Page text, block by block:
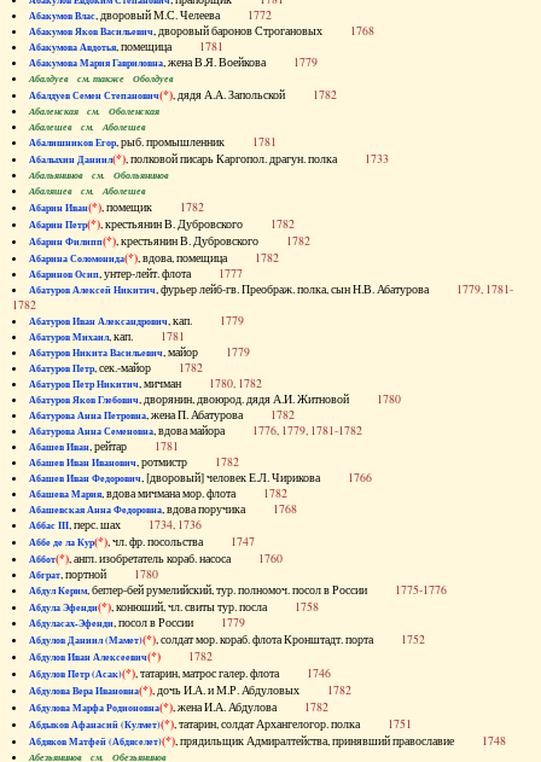
Абакумов Влас, дворовый М.С. Челеева 1772
Абакумов Яков Васильевич, дворовый баронов Строгановых 1768
Абакумова Авдотья, помещица 1781
Абакумова Мария Гавриловна, жена В.Я. Воейкова 1779
Абалдуев см. также Оболдуев
Абалдуев Семен Степанович(*), дядя А.А. Запольской 1782
Абаленская см. Оболенская
Абалешев см. Аболешев
Абалишников Егор, рыб. промышленник 1781
Абалыхин Даниил(*), полковой писарь Каргопол. драгун. полка 1733
Абальянинов см. Обольянинов
Абаляшев см. Аболешев
Абарин Иван(*), помещик 1782
Абарин Петр(*), крестьянин В. Дубровского 1782
Абарин Филипп(*), крестьянин В. Дубровского 1782
Абарина Соломонида(*), вдова, помещица 1782
Абаринов Осип, унтер-лейт. флота 1777
Абатуров Алексей Никитич, фурьер лейб-гв. Преображ. полка, сын Н.В. Абатурова 1779, 1781-
1782
Абатуров Иван Александрович, кап. 1779
Абатуров Михаил, кап. 1781
Абатуров Никита Васильевич, майор 1779
Абатуров Петр, сек.-майор 1782
Абатуров Петр Никитич, мичман 1780, 1782
Абатуров Яков Глебович, дворянин, двоюрод. дядя А.И. Житновой 1780
Абатурова Анна Петровна, жена П. Абатурова 1782
Абатурова Анна Семеновна, вдова майора 1776, 1779, 1781-1782
Абашев Иван, рейтар 1781
Абашев Иван Иванович, ротмистр 1782
Абашев Иван Федорович, [дворовый] человек Е.Л. Чирикова 1766
Абашева Мария, вдова мичмана мор. флота 1782
Абашевская Анна Федоровна, вдова поручика 1768
Аббас III, перс. шах 1734, 1736
Аббе де ла Кур(*), чл. фр. посольства 1747
Аббот(*), англ. изобретатель кораб. насоса 1760
Абграт, портной 1780
Абдул Керим, беглер-бей румелийский, тур. полномоч. посол в России 1775-1776
Абдула Эфенди(*), конюший, чл. свиты тур. посла 1758
Абдуласах-Эфенди, посол в России 1779
Абдулов Даниил (Мамет)(*), солдат мор. кораб. флота Кронштадт. порта 1752
Абдулов Иван Алексеевич(*) 1782
Абдулов Петр (Асак)(*), татарин, матрос галер. флота 1746
Абдулова Вера Ивановна(*), дочь И.А. и М.Р. Абдуловых 1782
Абдулова Марфа Родионовна(*), жена И.А. Абдулова 1782
Абдыков Афанасий (Кулмет)(*), татарин, солдат Архангелогор. полка 1751
Абдяков Матфей (Абдяселет)(*), прядильщик Адмиралтейства, принявший православие 1748
Абезьянинов см. Обезьянинов